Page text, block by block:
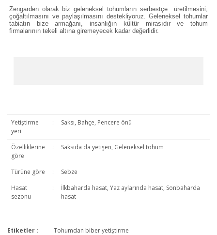
Zengarden olarak biz geleneksel tohumların serbestçe üretilmesini,
çoğaltılmasını ve paylaşılmasını destekliyoruz. Geleneksel tohumlar
tabiatın bize armağanı, insanlığın kültür mirasıdır ve tohum
firmalarının tekeli altına giremeyecek kadar değerlidir.
Yetiştirme
yeri
: Saksı, Bahçe, Pencere önü
Özelliklerine
göre
: Saksıda da yetişen, Geleneksel tohum
Türüne göre :
Sebze
Hasat
sezonu
:
İlkbaharda hasat, Yaz aylarında hasat, Sonbaharda
hasat
Etiketler :
Tohumdan biber yetiştirme